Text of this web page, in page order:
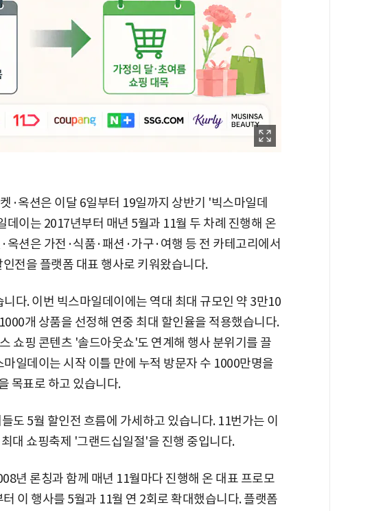
·옥션은 이달 6일부터 19일까지 상반기 '빅스마일데
데이는 2017년부터 매년 5월과 11월 두 차례 진행해 온
옥션은 가전·식품·패션·가구·여행 등 전 카테고리에서
전을 플랫폼 대표 행사로 키워왔습니다.
다. 이번 빅스마일데이에는 역대 최대 규모인 약 3만10
개 상품을 선정해 연중 최대 할인율을 적용했습니다.
쇼핑 콘텐츠 '솔드아웃쇼'도 연계해 행사 분위기를 끌
일데이는 시작 이틀 만에 누적 방문자 수 1000만명을
목표로 하고 있습니다.
도 5월 할인전 흐름에 가세하고 있습니다. 11번가는 이
대 쇼핑축제 '그랜드십일절'을 진행 중입니다.
년 론칭과 함께 매년 11월마다 진행해 온 대표 프로모
이 행사를 5월과 11월 연 2회로 확대했습니다. 플랫폼